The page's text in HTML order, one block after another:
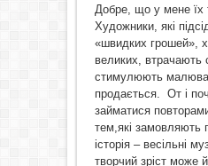
Добре, що у мене їх
Художники, які
«швидких грошей»,
великих, втрачають
стимулюють
продається. От і
займатися
тем,які замовляють
історія – весільні
творчий зріст може